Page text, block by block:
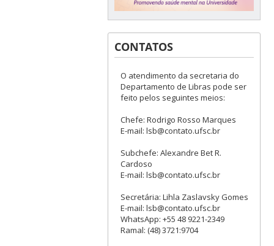
CONTATOS
O atendimento da secretaria do
Departamento de Libras pode ser
feito pelos seguintes meios:
Chefe: Rodrigo Rosso Marques
E-mail: lsb@contato.ufsc.br
Subchefe: Alexandre Bet R.
Cardoso
E-mail: lsb@contato.ufsc.br
Secretária: Lihla Zaslavsky Gomes
E-mail: lsb@contato.ufsc.br
WhatsApp: +55 48 9221-2349
Ramal: (48) 3721:9704